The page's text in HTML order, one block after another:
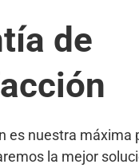
de
es nuestra máxima
la mejor